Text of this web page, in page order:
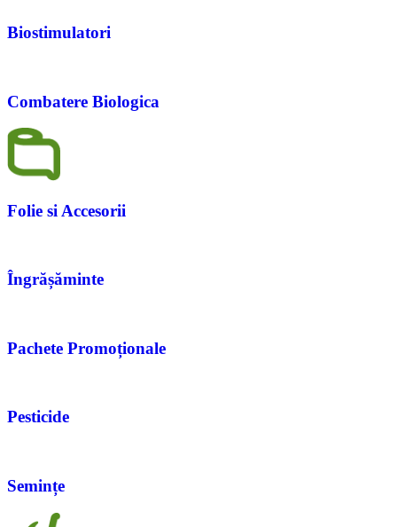
Biostimulatori
Combatere Biologica
Folie si Accesorii
Îngrășăminte
Pachete Promoționale
Pesticide
Semințe